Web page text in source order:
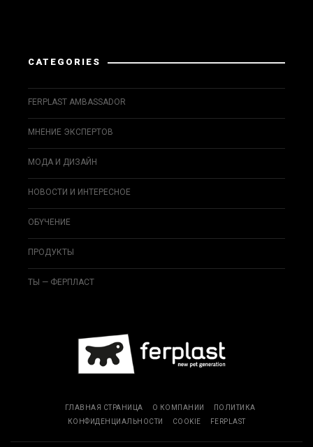
CATEGORIES
FERPLAST AMBASSADOR
МНЕНИЕ ЭКСПЕРТОВ
МОДА И ДИЗAЙН
НОВОСТИ И ИНТЕРЕСНОЕ
ОБYЧEНИЕ
ПРОДУКТЫ
ТЫ — ФЕРПЛАСТ
ГЛАВНАЯ СТРАНИЦА О КОМПАНИИ
ПОЛИТИКА
КОНФИДЕНЦИАЛЬНОСТИ
COOKIE FERPLAST